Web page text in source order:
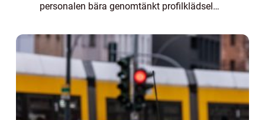
personalen bära genomtänkt profilklädsel